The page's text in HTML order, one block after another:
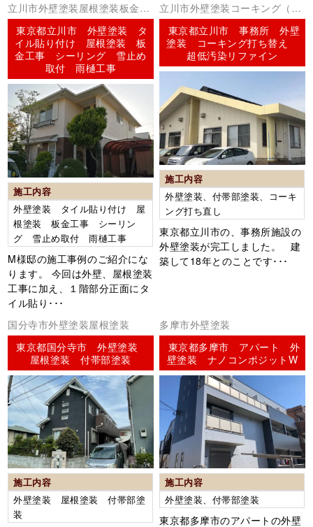
立川市外壁塗装屋根塗装板金工
事コーキング（シーリング）
東京都立川市 外壁塗装 タ
イル貼り付け 屋根塗装 板
金工事 シーリング 雪止め
取付 雨樋工事
施工内容
外壁塗装 タイル貼り付け 屋
根塗装 板金工事 シーリン
グ 雪止め取付 雨樋工事
M様邸の施工事例のご紹介にな
ります。 今回は外壁、屋根塗装
工事に加え、１階部分正面にタ
イル貼り･･･
立川市外壁塗装コーキング（シ
ーリング）
東京都立川市 事務所 外壁
塗装 コーキング打ち替え
超低汚染リファイン
施工内容
外壁塗装、付帯部塗装、コーキ
ング打ち直し
東京都立川市の、事務所施設の
外壁塗装が完工しました。 建
築して18年とのことです･･･
国分寺市外壁塗装屋根塗装
東京都国分寺市 外壁塗装
屋根塗装 付帯部塗装
施工内容
外壁塗装 屋根塗装 付帯部塗
装
多摩市外壁塗装
東京都多摩市 アパート 外
壁塗装 ナノコンポジットW
施工内容
外壁塗装、付帯部塗装
東京都多摩市のアパートの外壁